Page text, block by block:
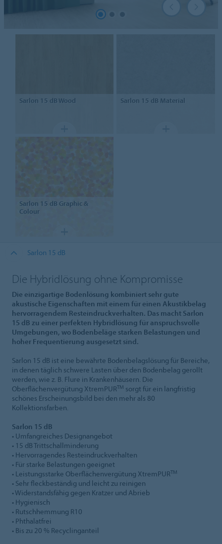
Sarlon 15 dB Wood Sarlon 15 dB Material
Sarlon 15 dB Graphic &
Colour
Sarlon 15 dB
Die Hybridlösung ohne Kompromisse
Die einzigartige Bodenlösung kombiniert sehr gute
akustische Eigenschaften mit einem für einen Akustikbelag
hervorragendem Resteindruckverhalten. Das macht Sarlon
15 dB zu einer perfekten Hybridlösung für anspruchsvolle
Umgebungen, wo Bodenbeläge starken Belastungen und
hoher Frequentierung ausgesetzt sind.
Sarlon 15 dB ist eine bewährte Bodenbelagslösung für Bereiche,
in denen täglich schwere Lasten über den Bodenbelag gerollt
werden, wie z. B. Flure in Krankenhäusern. Die
Oberflächenvergütung XtremPURTM sorgt für ein langfristig
schönes Erscheinungsbild bei den mehr als 80
Kollektionsfarben.
Sarlon 15 dB
• Umfangreiches Designangebot
• 15 dB Trittschallminderung
• Hervorragendes Resteindruckverhalten
• Für starke Belastungen geeignet
• Leistungsstarke Oberflächenvergütung XtremPURTM
• Sehr fleckbeständig und leicht zu reinigen
• Widerstandsfähig gegen Kratzer und Abrieb
• Hygienisch
• Rutschhemmung R10
• Phthalatfrei
• Bis zu 20 % Recyclinganteil